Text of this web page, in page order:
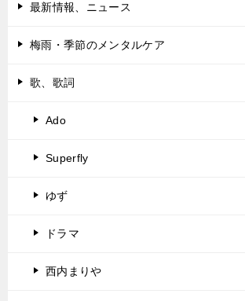
最新情報、ニュース
梅雨・季節のメンタルケア
歌、歌詞
Ado
Superfly
ゆず
ドラマ
西内まりや